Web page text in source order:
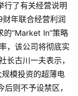
行了有关经营说明
年联合经营利润
的“Market In”策略
，该公司将彻底实
长古川一夫表示，
模投资的超薄电
则不予设禁区，